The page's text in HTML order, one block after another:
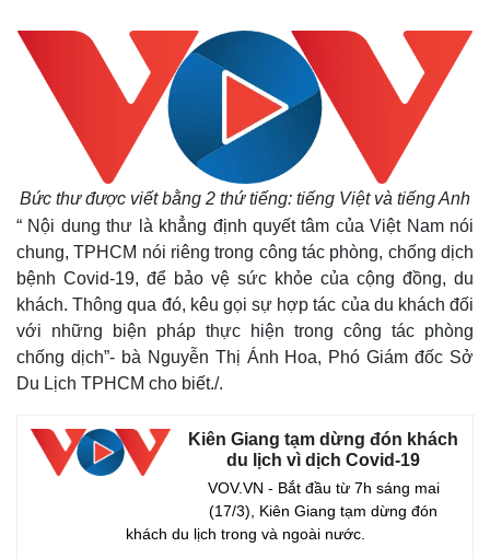
Thế giới
Quan sát
Cuộc sống đó đây
Multimedia
Video
E-Magazine
Infographic
Bức thư được viết bằng 2 thứ tiếng: tiếng Việt và tiếng Anh
“ Nội dung thư là khẳng định quyết tâm của Việt Nam nói
chung, TPHCM nói riêng trong công tác phòng, chống dịch
bệnh Covid-19, để bảo vệ sức khỏe của cộng đồng, du
khách. Thông qua đó, kêu gọi sự hợp tác của du khách đối
với những biện pháp thực hiện trong công tác phòng
chống dịch”- bà Nguyễn Thị Ánh Hoa, Phó Giám đốc Sở
Du Lịch TPHCM cho biết./.
Kiên Giang tạm dừng đón khách
du lịch vì dịch Covid-19
VOV.VN - Bắt đầu từ 7h sáng mai
(17/3), Kiên Giang tạm dừng đón
khách du lịch trong và ngoài nước.